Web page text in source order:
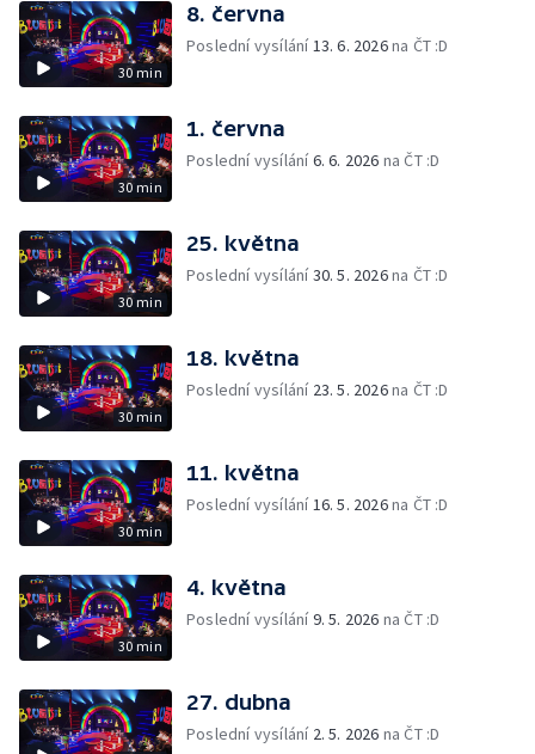
30 min
8. června
Poslední vysílání13. 6. 2026na ČT :D
30 min
1. června
Poslední vysílání6. 6. 2026 na ČT :D
30 min
25. května
Poslední vysílání30. 5. 2026na ČT :D
30 min
18. května
Poslední vysílání 23. 5. 2026na ČT :D
30 min
11. května
Poslední vysílání16. 5. 2026na ČT :D
30 min
4. května
Poslední vysílání9. 5. 2026 na ČT :D
27. dubna
Poslední vysílání 2. 5. 2026 na ČT :D